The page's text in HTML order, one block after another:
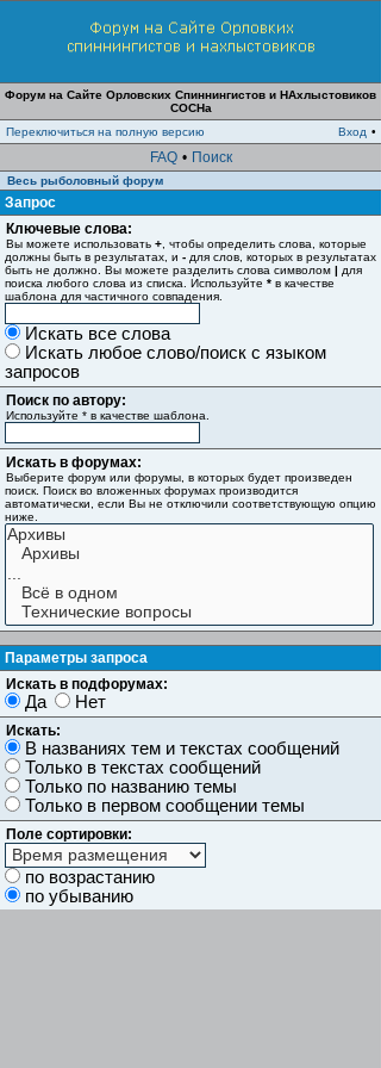
Форум на Сайте Орловских Спиннингистов и НАхлыстовиков
СОСНа
Переключиться на полную версию
Вход •
FAQ • Поиск
Весь рыболовный форум
Запрос
Ключевые слова:
Вы можете использовать + , чтобы определить слова, которые
должны быть в результатах, и - для слов, которых в результатах
быть не должно. Вы можете разделить слова символом | для
поиска любого слова из списка. Используйте * в качестве
шаблона для частичного совпадения.
Искать все слова
Искать любое слово/поиск с языком
запросов
Поиск по автору:
Используйте * в качестве шаблона.
Искать в форумах:
Выберите форум или форумы, в которых будет произведен
поиск. Поиск во вложенных форумах производится
автоматически, если Вы не отключили соответствующую опцию
ниже.
Параметры запроса
Искать в подфорумах:
Да Нет
Искать:
В названиях тем и текстах сообщений
Только в текстах сообщений
Только по названию темы
Только в первом сообщении темы
Поле сортировки:
по возрастанию
по убыванию